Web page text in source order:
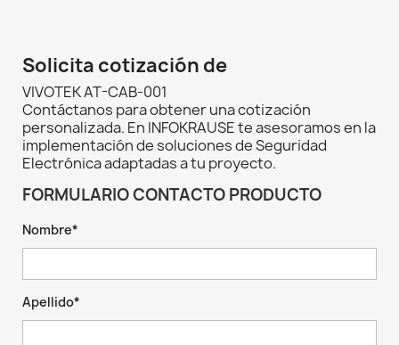
Solicita cotización de
VIVOTEK AT-CAB-001
Contáctanos para obtener una cotización
personalizada. En INFOKRAUSE te asesoramos en la
implementación de soluciones de Seguridad
Electrónica adaptadas a tu proyecto.
FORMULARIO CONTACTO PRODUCTO
Nombre*
Apellido*